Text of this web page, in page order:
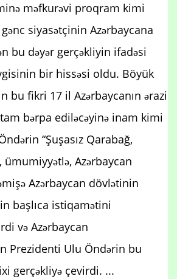
məfkurəvi proqram kimi
siyasətçinin Azərbaycana
bu dəyər gerçəkliyin ifadəsi
bir hissəsi oldu. Böyük
bu fikri 17 il Azərbaycanın ərazi
bərpa ediləcəyinə inam kimi
“Şuşasız Qarabağ,
ümumiyyətlə, Azərbaycan
Azərbaycan dövlətinin
başlıca istiqamətini
və Azərbaycan
Prezidenti Ulu Öndərin bu
gerçəkliyə çevirdi. ...